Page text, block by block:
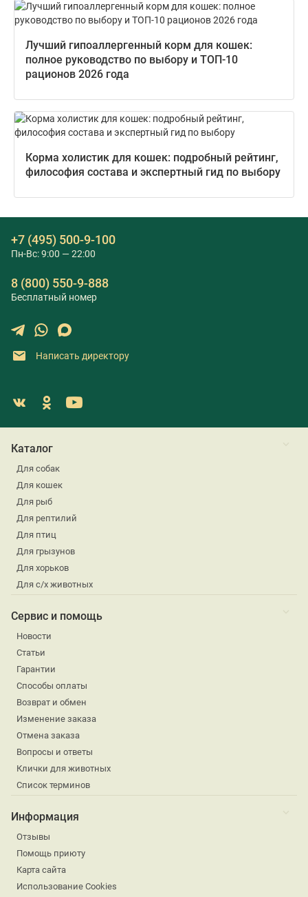
Лучший гипоаллергенный корм для кошек:
полное руководство по выбору и ТОП-10
рационов 2026 года
Корма холистик для кошек: подробный рейтинг,
философия состава и экспертный гид по выбору
+7 (495) 500-9-100
Пн-Вс: 9:00 — 22:00
8 (800) 550-9-888
Бесплатный номер
Написать директору
Каталог
Для собак
Для кошек
Для рыб
Для рептилий
Для птиц
Для грызунов
Для хорьков
Для с/х животных
Сервис и помощь
Новости
Статьи
Гарантии
Способы оплаты
Возврат и обмен
Изменение заказа
Отмена заказа
Вопросы и ответы
Клички для животных
Список терминов
Информация
Отзывы
Помощь приюту
Карта сайта
Использование Cookies